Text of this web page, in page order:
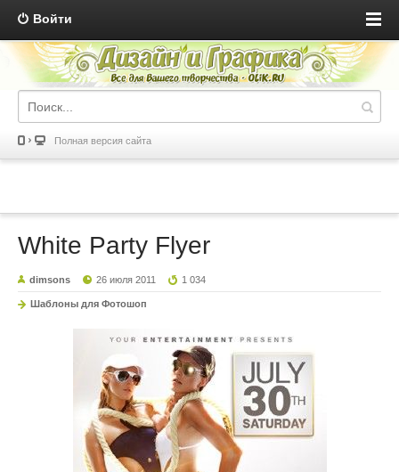
Войти
Полная версия сайта
White Party Flyer
dimsons 26 июля 2011 1 034
Шаблоны для Фотошоп